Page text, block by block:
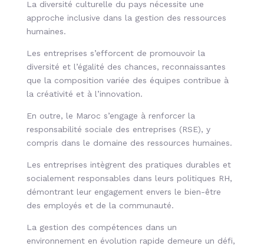
La diversité culturelle du pays nécessite une
approche inclusive dans la gestion des ressources
humaines.
Les entreprises s’efforcent de promouvoir la
diversité et l’égalité des chances, reconnaissantes
que la composition variée des équipes contribue à
la créativité et à l’innovation.
En outre, le Maroc s’engage à renforcer la
responsabilité sociale des entreprises (RSE), y
compris dans le domaine des ressources humaines.
Les entreprises intègrent des pratiques durables et
socialement responsables dans leurs politiques RH,
démontrant leur engagement envers le bien-être
des employés et de la communauté.
La gestion des compétences dans un
environnement en évolution rapide demeure un défi,